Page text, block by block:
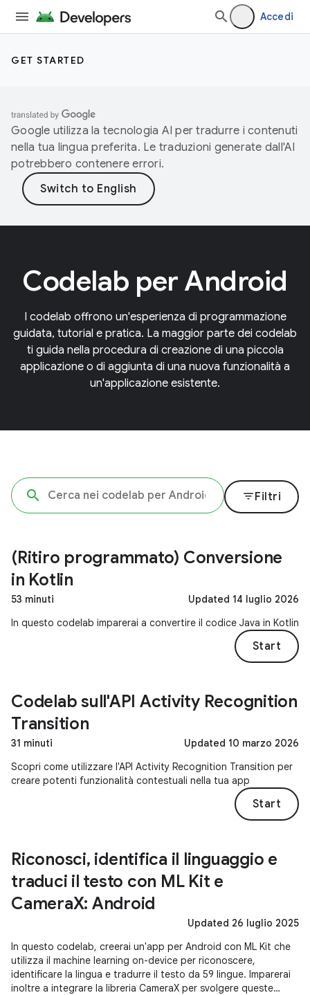
Accedi
GET STARTED
Google utilizza la tecnologia AI per tradurre i contenuti
nella tua lingua preferita. Le traduzioni generate dall'AI
potrebbero contenere errori.
Codelab per Android
I codelab offrono un'esperienza di programmazione
guidata, tutorial e pratica. La maggior parte dei codelab
ti guida nella procedura di creazione di una piccola
applicazione o di aggiunta di una nuova funzionalità a
un'applicazione esistente.
filter_listFiltri
(Ritiro programmato) Conversione
in Kotlin
53 minuti
Updated 14 luglio 2026
In questo codelab imparerai a convertire il codice Java in Kotlin
Start
Codelab sull'API Activity Recognition
Transition
31 minuti
Updated 10 marzo 2026
Scopri come utilizzare l'API Activity Recognition Transition per
creare potenti funzionalità contestuali nella tua app
Start
Riconosci, identifica il linguaggio e
traduci il testo con ML Kit e
CameraX: Android
Updated 26 luglio 2025
In questo codelab, creerai un'app per Android con ML Kit che
utilizza il machine learning on-device per riconoscere,
identificare la lingua e tradurre il testo da 59 lingue. Imparerai
inoltre a integrare la libreria CameraX per svolgere queste